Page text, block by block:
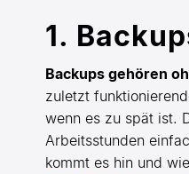
1.
Backups gehören
zuletzt
wenn es zu spät ist.
Arbeitsstunden
kommt es hin und